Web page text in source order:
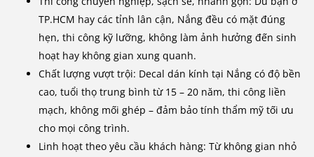
TP.HCM hay các tỉnh lân cận, Nắng đều có mặt đúng
hẹn, thi công kỹ lưỡng, không làm ảnh hưởng đến sinh
hoạt hay không gian xung quanh.
Chất lượng vượt trội: Decal dán kính tại Nắng có độ bền
cao, tuổi thọ trung bình từ 15 – 20 năm, thi công liền
mạch, không mối ghép – đảm bảo tính thẩm mỹ tối ưu
cho mọi công trình.
Linh hoạt theo yêu cầu khách hàng: Từ không gian nhỏ